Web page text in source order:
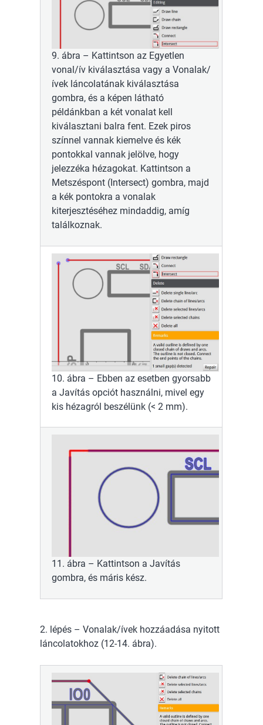
9. ábra – Kattintson az Egyetlen
vonal/ív kiválasztása vagy a Vonalak/
ívek láncolatának kiválasztása
gombra, és a képen látható
példánkban a két vonalat kell
kiválasztani balra fent. Ezek piros
színnel vannak kiemelve és kék
pontokkal vannak jelölve, hogy
jelezzéka hézagokat. Kattintson a
Metszéspont (Intersect) gombra, majd
a kék pontokra a vonalak
kiterjesztéséhez mindaddig, amíg
találkoznak.
10. ábra – Ebben az esetben gyorsabb
a Javítás opciót használni, mivel egy
kis hézagról beszélünk (< 2 mm).
11. ábra – Kattintson a Javítás
gombra, és máris kész.
2. lépés – Vonalak/ívek hozzáadása nyitott
láncolatokhoz (12-14. ábra).